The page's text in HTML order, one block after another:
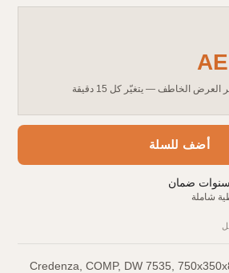
العرض الخاطف — يتغيّر كل 15 دقيقة
أضف للسلة
سنوات ضمان
شاملة
Credenza, COMP, DW 7535,
التخطيط والتركيب.
وأدوات الطلب السريع.